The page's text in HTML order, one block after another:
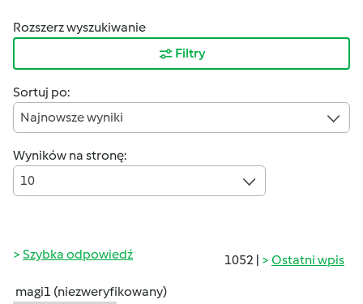
Rozszerz wyszukiwanie
Filtry
Sortuj po:
Najnowsze wyniki
Wyników na stronę:
10
1052 | Ostatni wpis
Szybka odpowiedź
magi1 (niezweryfikowany)